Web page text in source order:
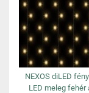
NEXOS diLED
LED meleg fehér